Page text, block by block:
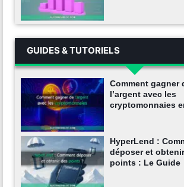
GUIDES & TUTORIELS
Comment gagner
l’argent avec les
cryptomonnaies
HyperLend :
déposer et
points : Le Guide